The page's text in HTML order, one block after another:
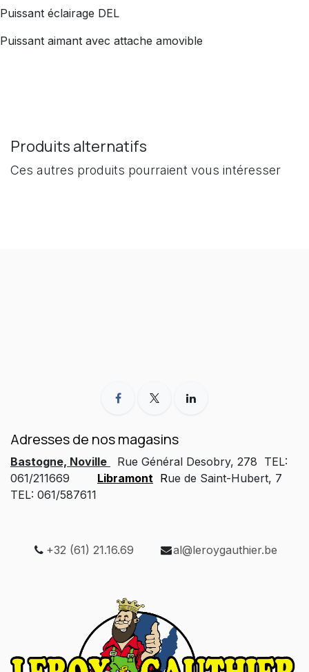
Puissant éclairage DEL
Puissant aimant avec attache amovible
Produits alternatifs
Ces autres produits pourraient vous intéresser
Adresses de nos magasins
Bastogne, Noville
Rue Général Desobry, 278 TEL:
061/211669
Libramont Rue de Saint-Hubert, 7
TEL: 061/587611
+32 (61) 21.16.69 al@leroygauthier.be